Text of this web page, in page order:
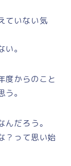
ていない気
。
度からのこと
。
だろう。
？って思い始